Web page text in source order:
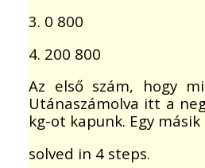
3. 0 800
4. 200 800
Az első szám, hogy
Utánaszámolva itt a
kg-ot kapunk. Egy
solved in 4 steps.